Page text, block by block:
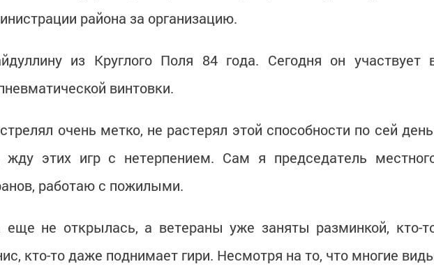
района за организацию.
из Круглого Поля 84 года. Сегодня он участвует
винтовки.
очень метко, не растерял этой способности по сей
этих игр с нетерпением. Сам я председатель
работаю с пожилыми.
еще не открылась, а ветераны уже заняты разминкой, кто-
кто-то даже поднимает гири. Несмотря на то, что многие